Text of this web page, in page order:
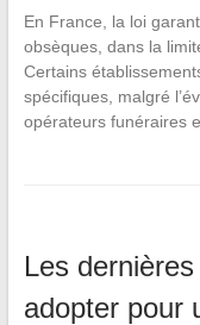
En France, la loi
obsèques, dans la
Certains
spécifiques, malgré
opérateurs funéraires
Les
adopter pour